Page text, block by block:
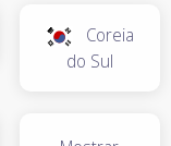
Coreia
do Sul